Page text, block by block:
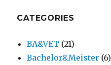
CATEGORIES
BA&VET (21)
Bachelor&Meister (6)